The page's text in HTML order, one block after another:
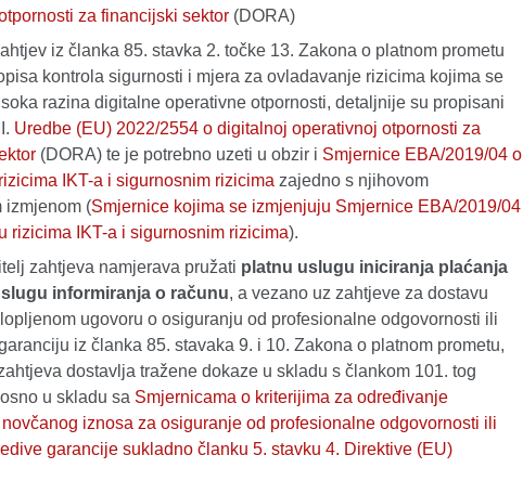
za financijski sektor (DORA)
iz članka 85. stavka 2. točke 13. Zakona o platnom prometu
kontrola sigurnosti i mjera za ovladavanje rizicima kojima se
razina digitalne operativne otpornosti, detaljnije su propisani
Uredbe (EU) 2022/2554 o digitalnoj operativnoj otpornosti za
(DORA) te je potrebno uzeti u obzir i Smjernice EBA/2019/04 o
IKT-a i sigurnosnim rizicima zajedno s njihovom
izmjenom (Smjernice kojima se izmjenjuju Smjernice EBA/2019/04
rizicima IKT-a i sigurnosnim rizicima).
zahtjeva namjerava pružati platnu uslugu iniciranja plaćanja
informiranja o računu, a vezano uz zahtjeve za dostavu
ugovoru o osiguranju od profesionalne odgovornosti ili
iz članka 85. stavaka 9. i 10. Zakona o platnom prometu,
dostavlja tražene dokaze u skladu s člankom 101. tog
u skladu sa Smjernicama o kriterijima za određivanje
iznosa za osiguranje od profesionalne odgovornosti ili
garancije sukladno članku 5. stavku 4. Direktive (EU)